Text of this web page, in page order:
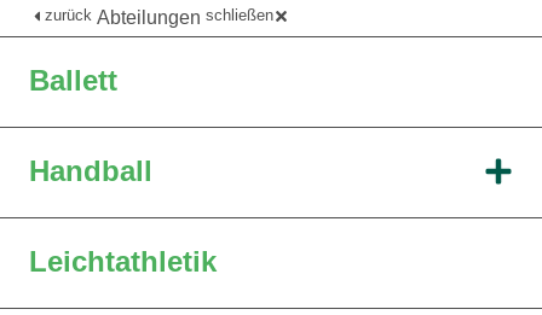
zurück Abteilungen schließen
Ballett
Handball
Leichtathletik